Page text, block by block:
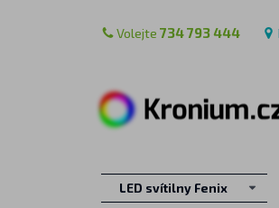
Volejte 734 793 444
LED svítilny Fenix